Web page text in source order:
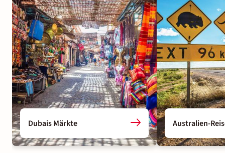
Dubais Märkte Australien-